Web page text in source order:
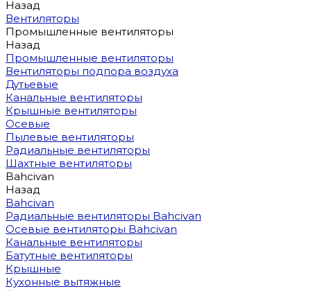
Назад
Вентиляторы
Промышленные вентиляторы
Назад
Промышленные вентиляторы
Вентиляторы подпора воздуха
Дутьевые
Канальные вентиляторы
Крышные вентиляторы
Осевые
Пылевые вентиляторы
Радиальные вентиляторы
Шахтные вентиляторы
Bahcivan
Назад
Bahcivan
Радиальные вентиляторы Bahcivan
Осевые вентиляторы Bahcivan
Канальные вентиляторы
Батутные вентиляторы
Крышные
Кухонные вытяжные